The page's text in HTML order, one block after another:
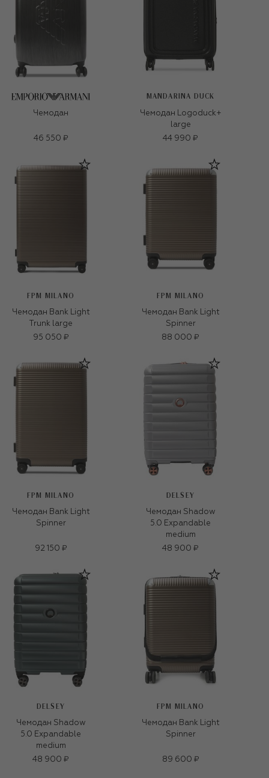
Чемодан
46 550 ₽
MANDARINA DUCK
Чемодан Logoduck+
large
44 990 ₽
FPM MILANO
Чемодан Bank Light
Trunk large
95 050 ₽
FPM MILANO
Чемодан Bank Light
Spinner
88 000 ₽
FPM MILANO
Чемодан Bank Light
Spinner
92 150 ₽
DELSEY
Чемодан Shadow
5.0 Expandable
medium
48 900 ₽
DELSEY
Чемодан Shadow
5.0 Expandable
medium
48 900 ₽
FPM MILANO
Чемодан Bank Light
Spinner
89 600 ₽